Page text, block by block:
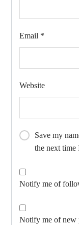
Email *
Website
Save my
the next time
Notify me of
Notify me of new